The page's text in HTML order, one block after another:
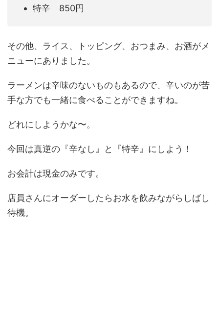
特辛 850円
その他、ライス、トッピング、おつまみ、お酒がメ
ニューにありました。
ラーメンは辛味のないものもあるので、辛いのが苦
手な方でも一緒に食べることができますね。
どれにしようかな〜。
今回は真逆の『辛なし』と『特辛』にしよう！
お会計は現金のみです。
店員さんにオーダーしたらお水を飲みながらしばし
待機。